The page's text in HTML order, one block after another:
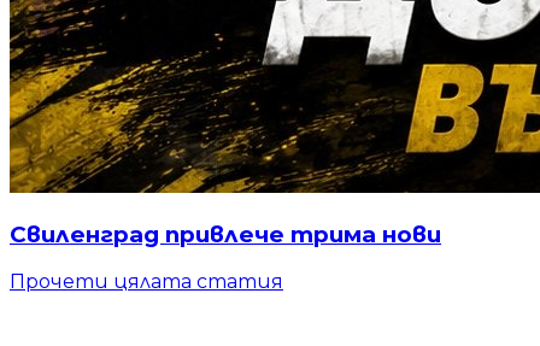
Свиленград привлече трима нови
Прочети цялата статия